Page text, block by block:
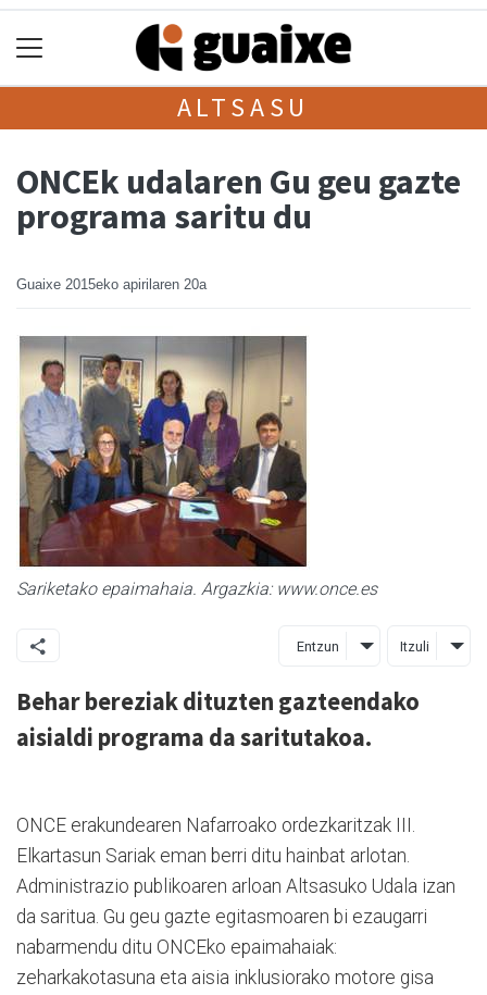
ALTSASU
ONCEk udalaren Gu geu gazte
programa saritu du
Guaixe 2015eko apirilaren 20a
Sariketako epaimahaia. Argazkia: www.once.es
Entzun Itzuli
Behar bereziak dituzten gazteendako
aisialdi programa da saritutakoa.
ONCE erakundearen Nafarroako ordezkaritzak III.
Elkartasun Sariak eman berri ditu hainbat arlotan.
Administrazio publikoaren arloan Altsasuko Udala izan
da saritua. Gu geu gazte egitasmoaren bi ezaugarri
nabarmendu ditu ONCEko epaimahaiak:
zeharkakotasuna eta aisia inklusiorako motore gisa